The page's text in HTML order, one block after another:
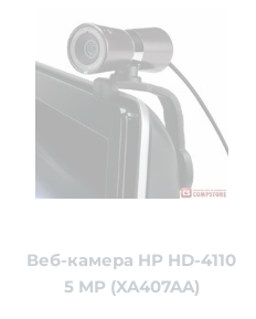
Веб-камера HP HD-4110
5 MP (XA407AA)